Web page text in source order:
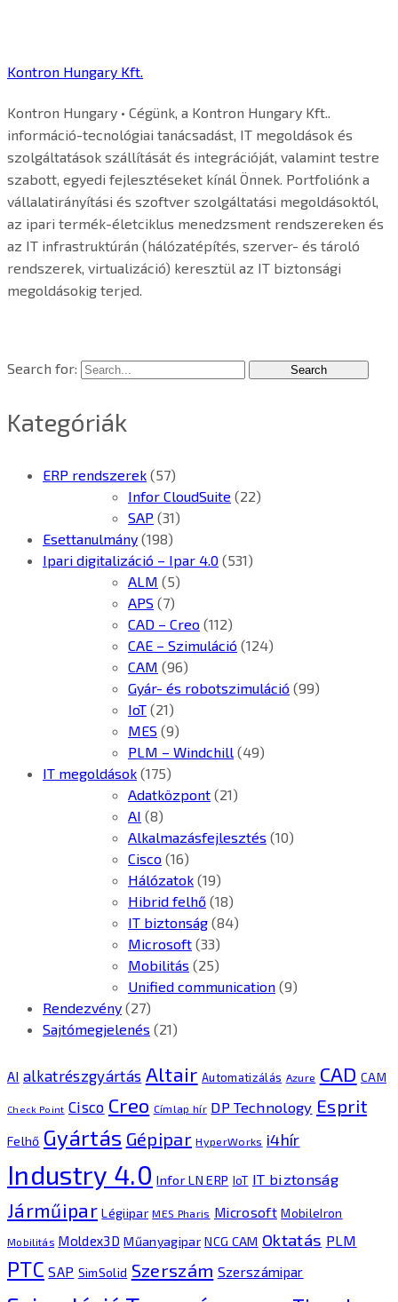
Kontron Hungary Kft.
Kontron Hungary • Cégünk, a Kontron Hungary Kft..
információ-tecnológiai tanácsadást, IT megoldások és
szolgáltatások szállítását és integrációját, valamint testre
szabott, egyedi fejlesztéseket kínál Önnek. Portfoliónk a
vállalatirányítási és szoftver szolgáltatási megoldásoktól,
az ipari termék-életciklus menedzsment rendszereken és
az IT infrastruktúrán (hálózatépítés, szerver- és tároló
rendszerek, virtualizáció) keresztül az IT biztonsági
megoldásokig terjed.
Search for:
Kategóriák
ERP rendszerek (57)
Infor CloudSuite (22)
SAP (31)
Esettanulmány (198)
Ipari digitalizáció – Ipar 4.0 (531)
ALM (5)
APS (7)
CAD – Creo (112)
CAE – Szimuláció (124)
CAM (96)
Gyár- és robotszimuláció (99)
IoT (21)
MES (9)
PLM – Windchill (49)
IT megoldások (175)
Adatközpont (21)
AI (8)
Alkalmazásfejlesztés (10)
Cisco (16)
Hálózatok (19)
Hibrid felhő (18)
IT biztonság (84)
Microsoft (33)
Mobilitás (25)
Unified communication (9)
Rendezvény (27)
Sajtómegjelenés (21)
AI alkatrészgyártás Altair Automatizálás Azure CAD CAM
Check Point Cisco Creo Címlap hír DP Technology Esprit
Felhő Gyártás Gépipar HyperWorks i4hír
Industry 4.0 Infor LN ERP IoT IT biztonság
Járműipar Légiipar MES Pharis Microsoft MobileIron
Mobilitás Moldex3D Műanyagipar NCG CAM Oktatás PLM
PTC SAP SimSolid Szerszám Szerszámipar